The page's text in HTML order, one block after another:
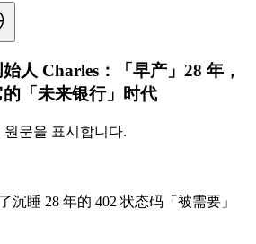
人 Charles：「早产」28 年，
「未来银行」时代
문을 표시합니다.
沉睡 28 年的 402 状态码「被需要」